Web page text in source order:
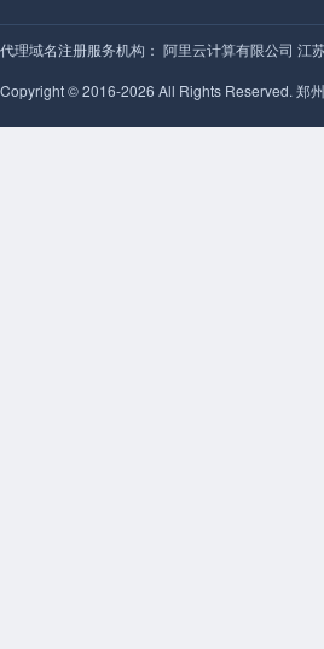
代理域名注册服务机构： 阿里云计算有限公司 江
Copyright © 2016-2026 All Rights Reserved. 郑